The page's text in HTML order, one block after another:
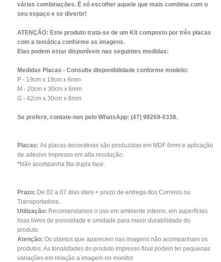
várias combinações. É só escolher aquele que mais combina com o
seu espaço e se divertir!
ATENÇÃO: Este produto trata-se de um Kit composto por três placas
com a temática conforme as imagens.
Elas podem estar disponíveis nas seguintes medidas:
Medidas Placas - Consulte disponibilidade conforme modelo:
P - 19cm x 19cm x 6mm
M - 20cm x 30cm x 6mm
G - 42cm x 30cm x 6mm
Se preferir, contate-nos pelo WhatsApp: (47) 99269-0338.
Placas: As placas decorativas são produzidas em MDF 6mm e aplicação
de adesivo impresso em alta resolução.
*Não acompanha fita dupla face.
Prazo: De 02 a 07 dias úteis + prazo de entrega dos Correios ou
Transportadora.
Utilização: Recomendamos o uso em ambiente interno, em superfícies
lisas livres de porosidade e umidade para maior durabilidade do
produto.
Atenção: Os objetos que aparecem nas imagens não acompanham os
produtos. As tonalidades do produto impresso final podem ter pequenas
variações em relação a imagem no monitor.